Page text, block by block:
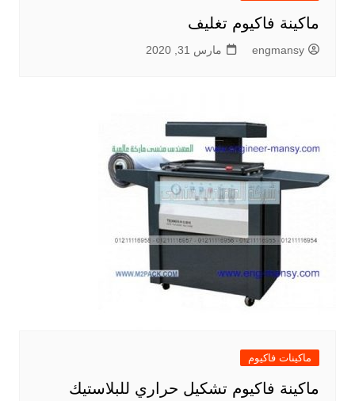
ماكينة فاكيوم تغليف
engmansy مارس 31, 2020
ماكينات فاكيوم
ماكينة فاكيوم تشكيل حراري للبلاستيك